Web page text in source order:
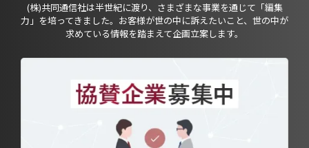
(株)共同通信社は半世紀に渡り、さまざまな事業を通じて「編集
力」を培ってきました。お客様が世の中に訴えたいこと、世の中が
求めている情報を踏まえて企画立案します。